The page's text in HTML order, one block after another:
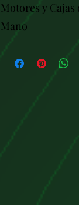
Motores y Cajas
Mano
Bienvenido a
para encontrar
de segunda
Nuestra
selección de
de fuentes
reparar su
Entendemos la
repuestos de
el buen
nos
de calidad,
garantizar su